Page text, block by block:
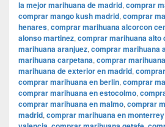
la mejor marihuana de madrid, comprar
comprar mango kush madrid, comprar
henares, comprar marihuana alcorcon
alonso martinez, comprar marihuana alto
marihuana aranjuez, comprar marihuana
marihuana carpetana, comprar
marihuana de exterior en madrid,
comprar marihuana en berlin, comprar
comprar marihuana en estocolmo,
comprar marihuana en malmo, comprar
madrid, comprar marihuana en monterrey